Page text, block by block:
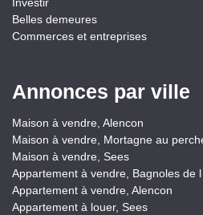
Investir
Belles demeures
Commerces et entreprises
Annonces par ville
Maison à vendre, Alencon
Maison à vendre, Mortagne au
Maison à vendre, Sees
Appartement à vendre, Bagnoles de
Appartement à vendre, Alencon
Appartement à louer, Sees